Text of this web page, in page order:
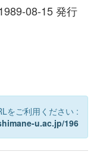
08-15 発行
をご利用ください :
u.ac.jp/196